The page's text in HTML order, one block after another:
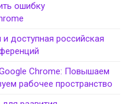
ошибку
доступная российская
Chrome: Повышаем
рабочее пространство